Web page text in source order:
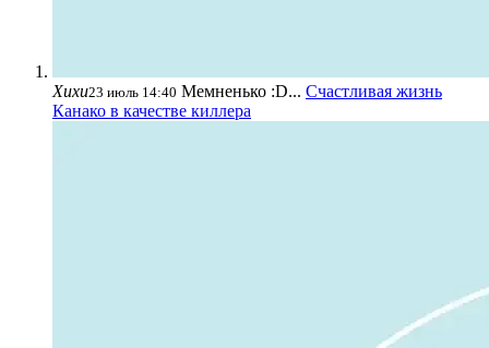
Хихи23 июль 14:40 Мемненько :D... Счастливая жизнь
Канако в качестве киллера